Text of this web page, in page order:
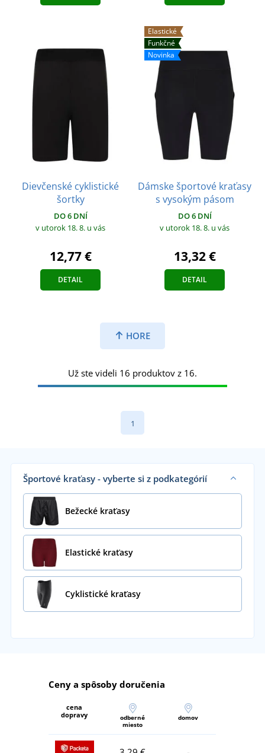
Dievčenské cyklistické
šortky
DO 6 DNÍ
v utorok 18. 8. u vás
12,77 €
DETAIL
Elastické
Funkčné
Novinka
Dámske športové kraťasy
s vysokým pásom
DO 6 DNÍ
v utorok 18. 8. u vás
13,32 €
DETAIL
HORE
Už ste videli 16 produktov z 16.
1
Športové kraťasy - vyberte si z podkategórií
Bežecké kraťasy
Elastické kraťasy
Cyklistické kraťasy
Ceny a spôsoby doručenia
cena
dopravy
odberné
miesto
domov